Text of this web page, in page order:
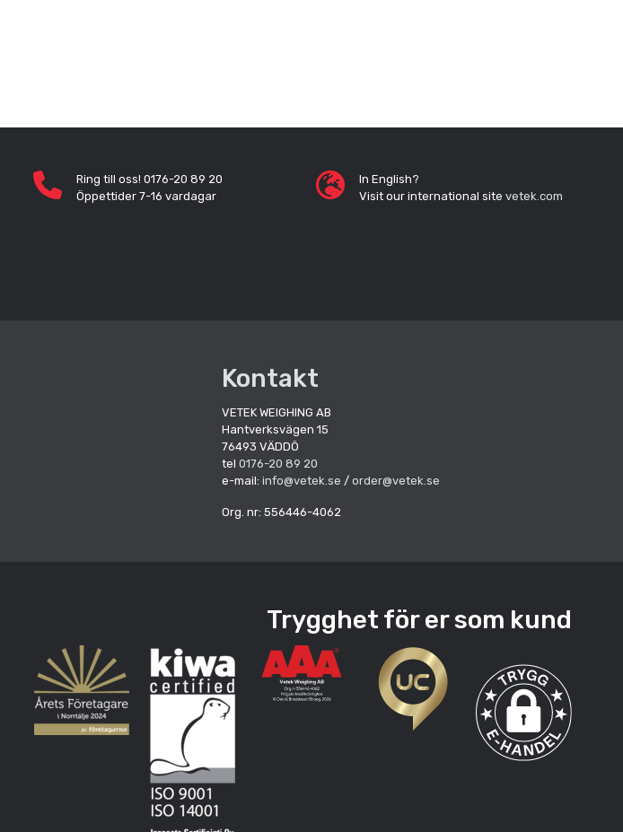
Ring till oss! 0176-20 89 20
Öppettider 7-16 vardagar
In English?
Visit our international site vetek.com
Kontakt
VETEK WEIGHING AB
Hantverksvägen 15
76493 VÄDDÖ
tel 0176-20 89 20
e-mail: info@vetek.se / order@vetek.se
Org. nr: 556446-4062
Trygghet för er som kund